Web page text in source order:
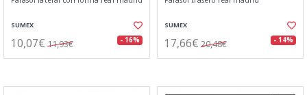
SUMEX
10,07€ 11,93€ - 16%
SUMEX
17,66€ 20,48€ - 14%